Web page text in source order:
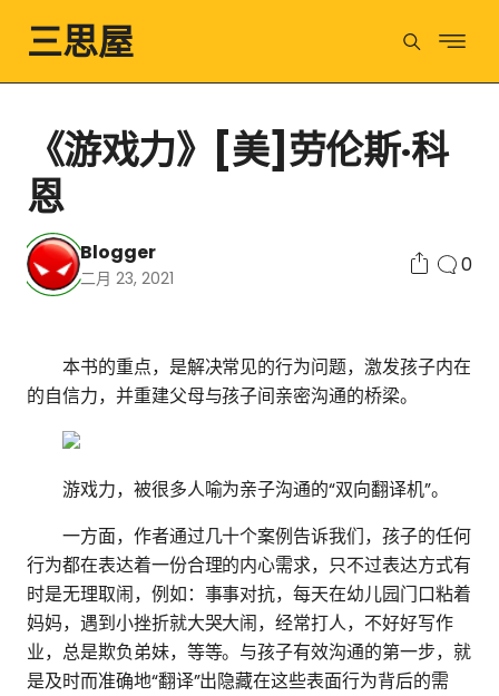
三思屋
《游戏力》[美]劳伦斯·科
恩
Blogger
二月 23, 2021
0
本书的重点，是解决常见的行为问题，激发孩子内在
的自信力，并重建父母与孩子间亲密沟通的桥梁。
游戏力，被很多人喻为亲子沟通的“双向翻译机”。
一方面，作者通过几十个案例告诉我们，孩子的任何
行为都在表达着一份合理的内心需求，只不过表达方式有
时是无理取闹，例如：事事对抗，每天在幼儿园门口粘着
妈妈，遇到小挫折就大哭大闹，经常打人，不好好写作
业，总是欺负弟妹，等等。与孩子有效沟通的第一步，就
是及时而准确地“翻译”出隐藏在这些表面行为背后的需